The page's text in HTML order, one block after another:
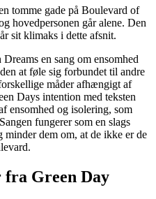
tomme gade på Boulevard of
hovedpersonen går alene. Den
sit klimaks i dette afsnit.
en sang om ensomhed
at føle sig forbundet til andre
måder afhængigt af
Days intention med teksten
ensomhed og isolering, som
fungerer som en slags
minder dem om, at de ikke er de
fra Green Day